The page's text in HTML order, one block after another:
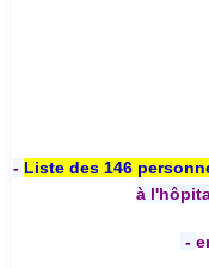
- Liste des 146
à
-